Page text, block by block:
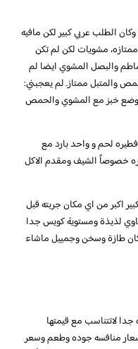
الطلب عربي كبير لكن مافيه
مشويات لكن لم تكن
والبصل المشوي ايضا لم
والمتبل ممتاز. لم يعجبني:
خبز مع المشوي والحمص
ريال مشكل صغير و ٧ ريال فطيره لحم و واحد بارد مع
خصوصاً الشيف ومقدم الاكل
اكبر من اي مكان جربته قبل
لذيذة ومستوية كويس جدا
طازة وسخن وجمييل ماشاء
جدا لاتتناسب مع قيمتها
منافسه جوده وطعم وسعر